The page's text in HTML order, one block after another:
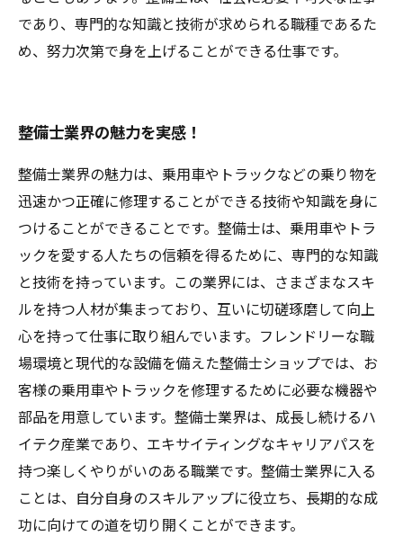
であり、専門的な知識と技術が求められる職種であるた
め、努力次第で身を上げることができる仕事です。
整備士業界の魅力を実感！
整備士業界の魅力は、乗用車やトラックなどの乗り物を
迅速かつ正確に修理することができる技術や知識を身に
つけることができることです。整備士は、乗用車やトラ
ックを愛する人たちの信頼を得るために、専門的な知識
と技術を持っています。この業界には、さまざまなスキ
ルを持つ人材が集まっており、互いに切磋琢磨して向上
心を持って仕事に取り組んでいます。フレンドリーな職
場環境と現代的な設備を備えた整備士ショップでは、お
客様の乗用車やトラックを修理するために必要な機器や
部品を用意しています。整備士業界は、成長し続けるハ
イテク産業であり、エキサイティングなキャリアパスを
持つ楽しくやりがいのある職業です。整備士業界に入る
ことは、自分自身のスキルアップに役立ち、長期的な成
功に向けての道を切り開くことができます。